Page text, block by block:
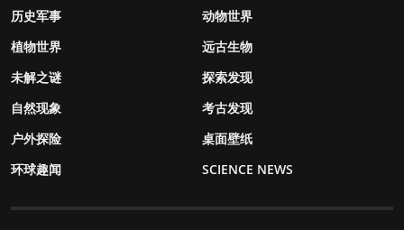
历史军事
动物世界
植物世界
远古生物
未解之谜
探索发现
自然现象
考古发现
户外探险
桌面壁纸
环球趣闻
SCIENCE NEWS